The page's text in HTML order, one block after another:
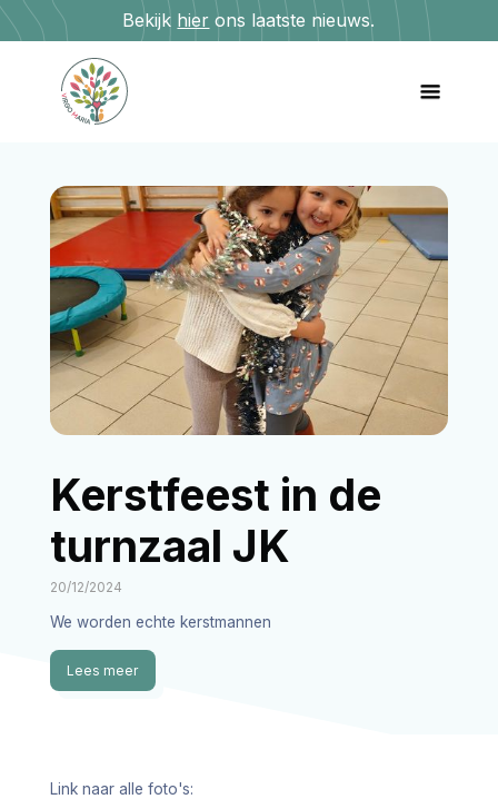
Bekijk hier ons laatste nieuws.
Kerstfeest in de
turnzaal JK
20/12/2024
We worden echte kerstmannen
Lees meer
Link naar alle foto's: